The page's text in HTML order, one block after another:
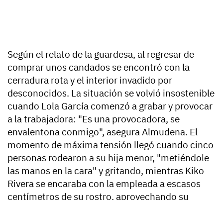
Según el relato de la guardesa, al regresar de
comprar unos candados se encontró con la
cerradura rota y el interior invadido por
desconocidos. La situación se volvió insostenible
cuando Lola García comenzó a grabar y provocar
a la trabajadora: "Es una provocadora, se
envalentona conmigo", asegura Almudena. El
momento de máxima tensión llegó cuando cinco
personas rodearon a su hija menor, "metiéndole
las manos en la cara" y gritando, mientras Kiko
Rivera se encaraba con la empleada a escasos
centímetros de su rostro, aprovechando su